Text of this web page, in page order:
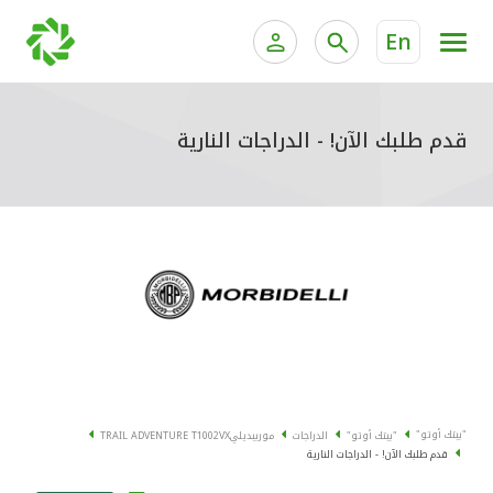
En
الخدمات المصرفية الإلكترونية للأفراد
جميع السيارات
قدم طلبك الآن! - الدراجات النارية
"بيتك أوتو" "بيتك أوتو" الدراجات موربيديليTRAIL ADVENTURE T1002VX
قدم طلبك الآن! - الدراجات النارية